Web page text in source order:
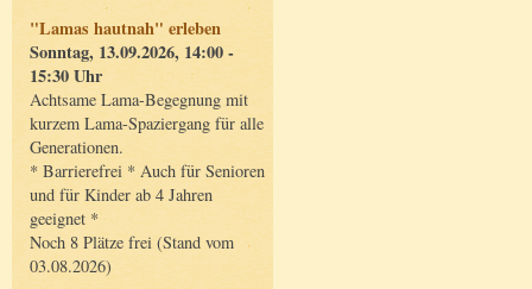
"Lamas hautnah" erleben
Sonntag, 13.09.2026, 14:00 -
15:30 Uhr
Achtsame Lama-Begegnung mit
kurzem Lama-Spaziergang für alle
Generationen.
* Barrierefrei * Auch für Senioren
und für Kinder ab 4 Jahren
geeignet *
Noch 8 Plätze frei (Stand vom
03.08.2026)